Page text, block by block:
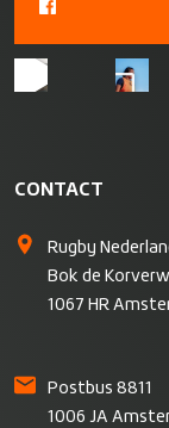
CONTACT
Rugby
Bok de
1067 HR
Postbus 8811
1006 JA